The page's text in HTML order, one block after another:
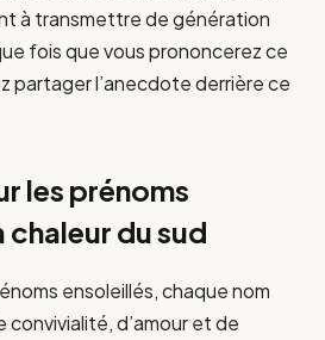
à transmettre de génération
fois que vous prononcerez ce
partager l’anecdote derrière ce
les prénoms
chaleur du sud
ensoleillés, chaque nom
d’amour et de